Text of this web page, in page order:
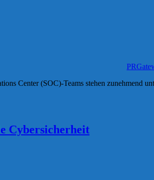
Center (SOC)-Teams stehen
Cybersicherheit